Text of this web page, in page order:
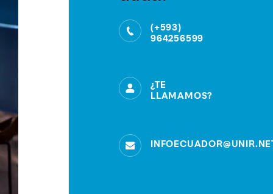
(+593)
964256599
¿TE
LLAMAMOS?